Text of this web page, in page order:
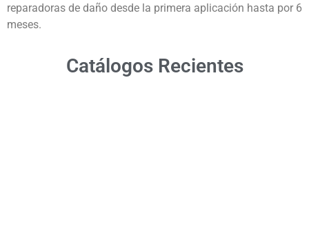
reparadoras de daño desde la primera aplicación hasta por 6
meses.
Catálogos Recientes